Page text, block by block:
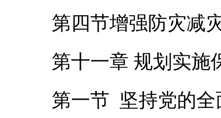
第四节增强防灾减
第十一章 规划实施
第一节 坚持党的全